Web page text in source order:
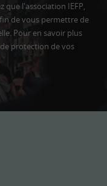
que l'association IEFP,
de vous permettre de
Pour en savoir plus
protection de vos